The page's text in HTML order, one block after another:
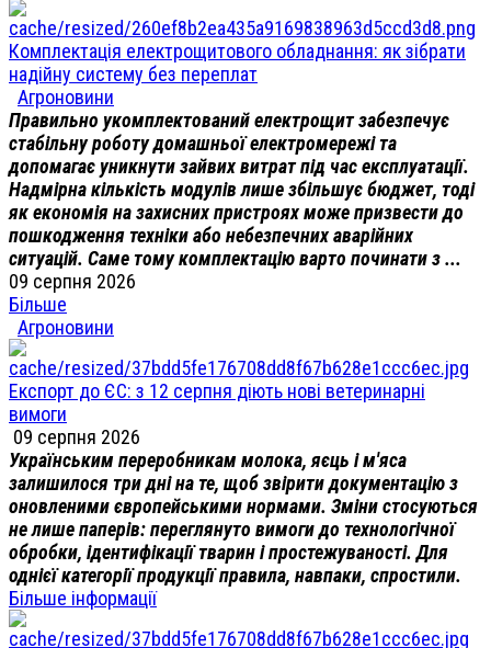
Комплектація електрощитового обладнання: як зібрати
надійну систему без переплат
Агроновини
Правильно укомплектований електрощит забезпечує
стабільну роботу домашньої електромережі та
допомагає уникнути зайвих витрат під час експлуатації.
Надмірна кількість модулів лише збільшує бюджет, тоді
як економія на захисних пристроях може призвести до
пошкодження техніки або небезпечних аварійних
ситуацій. Саме тому комплектацію варто починати з ...
09 серпня 2026
Більше
Агроновини
Експорт до ЄС: з 12 серпня діють нові ветеринарні
вимоги
09 серпня 2026
Українським переробникам молока, яєць і м'яса
залишилося три дні на те, щоб звірити документацію з
оновленими європейськими нормами. Зміни стосуються
не лише паперів: переглянуто вимоги до технологічної
обробки, ідентифікації тварин і простежуваності. Для
однієї категорії продукції правила, навпаки, спростили.
Більше інформації